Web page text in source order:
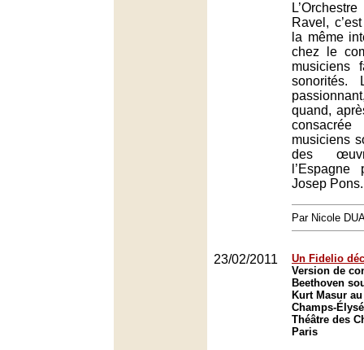
Ravel,
la même
chez le
musiciens
sonorités.
quand,
musiciens
des
Josep Pons.
Par Nicole
23/02/2011
Un Fidelio
Version de
Beethoven
Kurt Masur
Champs-
Théâtre des
Paris